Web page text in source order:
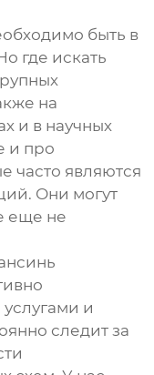
быть в
где искать
на
и в научных
и про
часто являются
Они могут
еще не
и
следит за